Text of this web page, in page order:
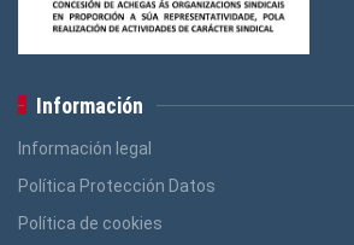
Información
Información legal
Política Protección Datos
Política de cookies